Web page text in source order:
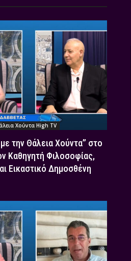
Χούντα High TV
την Θάλεια Χούντα” στο
Καθηγητή Φιλοσοφίας,
Εικαστικό Δημοσθένη